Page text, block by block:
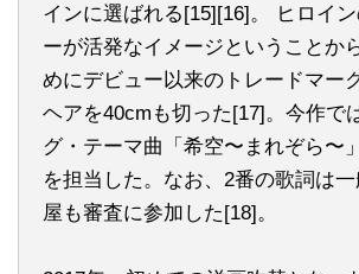
インに選ばれる[15][16]。 ヒロイ
ーが活発なイメージということか
めにデビュー以来のトレードマー
ヘアを40cmも切った[17]。今作で
グ・テーマ曲「希空〜まれぞら〜
を担当した。なお、2番の歌詞は
屋も審査に参加した[18]。